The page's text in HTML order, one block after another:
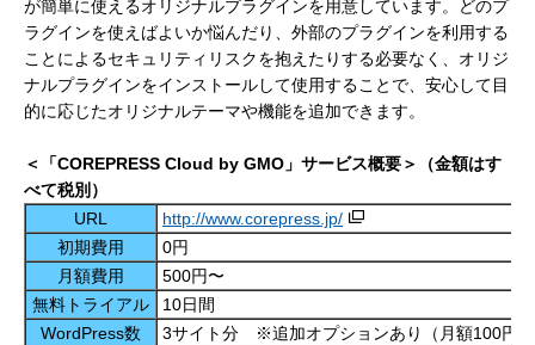
が簡単に使えるオリジナルプラグインを用意しています。どのプ
ラグインを使えばよいか悩んだり、外部のプラグインを利用する
ことによるセキュリティリスクを抱えたりする必要なく、オリジ
ナルプラグインをインストールして使用することで、安心して目
的に応じたオリジナルテーマや機能を追加できます。
＜「COREPRESS Cloud by GMO 」サービス概要＞（金額はす
べて税別）
URL
http://www.corepress.jp/
初期費用
0円
月額費用
500円〜
無料トライアル
10日間
WordPress数
3サイト分 ※追加オプションあり（月額100円/1